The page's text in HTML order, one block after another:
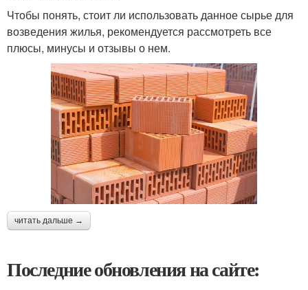
Чтобы понять, стоит ли использовать данное сырье для
возведения жилья, рекомендуется рассмотреть все
плюсы, минусы и отзывы о нем.
читать дальше →
Последние обновления на сайте: